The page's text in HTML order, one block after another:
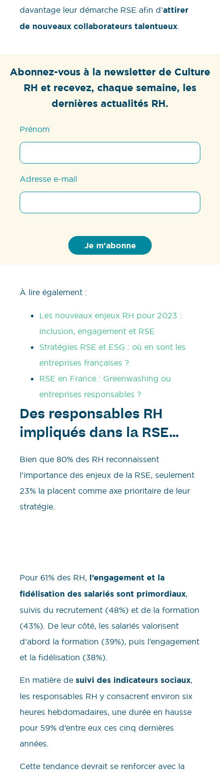
davantage leur démarche RSE afin d’attirer
de nouveaux collaborateurs talentueux.
Abonnez-vous à la newsletter de Culture
RH et recevez, chaque semaine, les
dernières actualités RH.
Prénom
Adresse e-mail
À lire également :
Les nouveaux enjeux RH pour 2023 :
inclusion, engagement et RSE
Stratégies RSE et ESG : où en sont les
entreprises françaises ?
RSE en France : Greenwashing ou
entreprises responsables ?
Des responsables RH
impliqués dans la RSE…
Bien que 80% des RH reconnaissent
l’importance des enjeux de la RSE, seulement
23% la placent comme axe prioritaire de leur
stratégie.
Pour 61% des RH, l’engagement et la
fidélisation des salariés sont primordiaux,
suivis du recrutement (48%) et de la formation
(43%). De leur côté, les salariés valorisent
d’abord la formation (39%), puis l’engagement
et la fidélisation (38%).
En matière de suivi des indicateurs sociaux,
les responsables RH y consacrent environ six
heures hebdomadaires, une durée en hausse
pour 59% d’entre eux ces cinq dernières
années.
Cette tendance devrait se renforcer avec la